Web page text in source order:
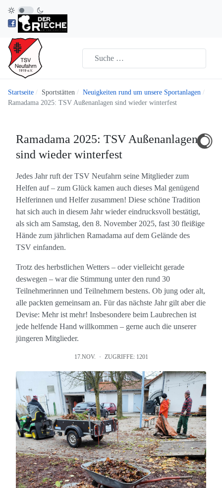
Startseite Sportstätten
Neuigkeiten rund um unsere Sportanlagen
Ramadama 2025: TSV Außenanlagen sind wieder winterfest
Ramadama 2025: TSV Außenanlagen
sind wieder winterfest
Jedes Jahr ruft der TSV Neufahrn seine Mitglieder zum
Helfen auf – zum Glück kamen auch dieses Mal genügend
Helferinnen und Helfer zusammen! Diese schöne Tradition
hat sich auch in diesem Jahr wieder eindrucksvoll bestätigt,
als sich am Samstag, den 8. November 2025, fast 30 fleißige
Hände zum jährlichen Ramadama auf dem Gelände des
TSV einfanden.
Trotz des herbstlichen Wetters – oder vielleicht gerade
deswegen – war die Stimmung unter den rund 30
Teilnehmerinnen und Teilnehmern bestens. Ob jung oder alt,
alle packten gemeinsam an. Für das nächste Jahr gilt aber die
Devise: Mehr ist mehr! Insbesondere beim Laubrechen ist
jede helfende Hand willkommen – gerne auch die unserer
jüngeren Mitglieder.
17.NOV. ZUGRIFFE: 1201